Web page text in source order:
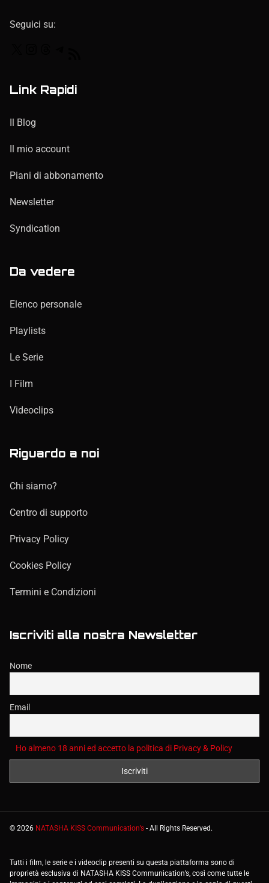
Seguici su:
Link Rapidi
Il Blog
Il mio account
Piani di abbonamento
Newsletter
Syndication
Da vedere
Elenco personale
Playlists
Le Serie
I Film
Videoclips
Riguardo a noi
Chi siamo?
Centro di supporto
Privacy Policy
Cookies Policy
Termini e Condizioni
Iscriviti alla nostra Newsletter
Nome
Email
Ho almeno 18 anni ed accetto la politica di Privacy & Policy
© 2026 NATASHA KISS Communication’s - All Rights Reserved.
Tutti i film, le serie e i videoclip presenti su questa piattaforma sono di
proprietà esclusiva di NATASHA KISS Communication’s, così come tutte le